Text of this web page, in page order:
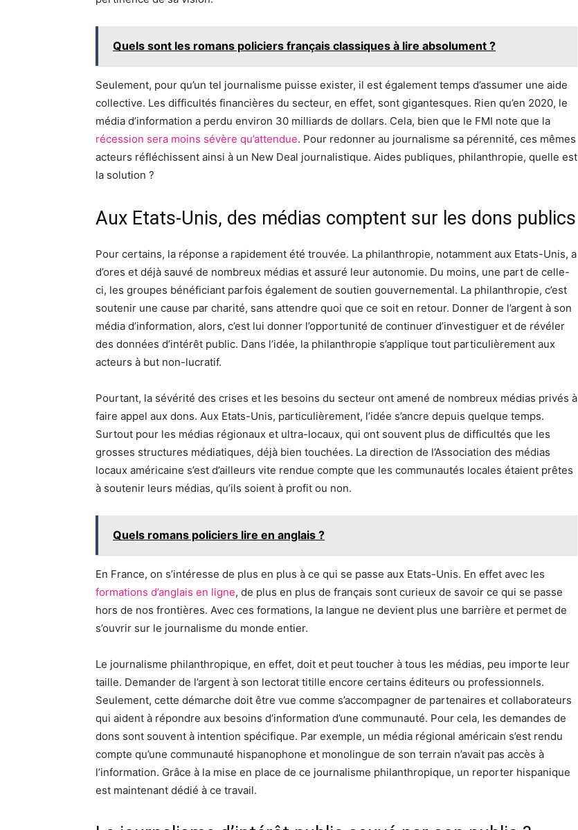
Quels sont les romans policiers français classiques à lire absolument ?
Seulement, pour qu’un tel journalisme puisse exister, il est également temps d’assumer une aide
collective. Les difficultés financières du secteur, en effet, sont gigantesques. Rien qu’en 2020, le
média d’information a perdu environ 30 milliards de dollars. Cela, bien que le FMI note que la
récession sera moins sévère qu’attendue. Pour redonner au journalisme sa pérennité, ces mêmes
acteurs réfléchissent ainsi à un New Deal journalistique. Aides publiques, philanthropie, quelle est
la solution ?
Aux Etats-Unis, des médias comptent sur les dons publics
Pour certains, la réponse a rapidement été trouvée. La philanthropie, notamment aux Etats-Unis, a
d’ores et déjà sauvé de nombreux médias et assuré leur autonomie. Du moins, une part de celle-
ci, les groupes bénéficiant parfois également de soutien gouvernemental. La philanthropie, c’est
soutenir une cause par charité, sans attendre quoi que ce soit en retour. Donner de l’argent à son
média d’information, alors, c’est lui donner l’opportunité de continuer d’investiguer et de révéler
des données d’intérêt public. Dans l’idée, la philanthropie s’applique tout particulièrement aux
acteurs à but non-lucratif.
Pourtant, la sévérité des crises et les besoins du secteur ont amené de nombreux médias privés à
faire appel aux dons. Aux Etats-Unis, particulièrement, l’idée s’ancre depuis quelque temps.
Surtout pour les médias régionaux et ultra-locaux, qui ont souvent plus de difficultés que les
grosses structures médiatiques, déjà bien touchées. La direction de l’Association des médias
locaux américaine s’est d’ailleurs vite rendue compte que les communautés locales étaient prêtes
à soutenir leurs médias, qu’ils soient à profit ou non.
Quels romans policiers lire en anglais ?
En France, on s’intéresse de plus en plus à ce qui se passe aux Etats-Unis. En effet avec les
formations d’anglais en ligne, de plus en plus de français sont curieux de savoir ce qui se passe
hors de nos frontières. Avec ces formations, la langue ne devient plus une barrière et permet de
s’ouvrir sur le journalisme du monde entier.
Le journalisme philanthropique, en effet, doit et peut toucher à tous les médias, peu importe leur
taille. Demander de l’argent à son lectorat titille encore certains éditeurs ou professionnels.
Seulement, cette démarche doit être vue comme s’accompagner de partenaires et collaborateurs
qui aident à répondre aux besoins d’information d’une communauté. Pour cela, les demandes de
dons sont souvent à intention spécifique. Par exemple, un média régional américain s’est rendu
compte qu’une communauté hispanophone et monolingue de son terrain n’avait pas accès à
l’information. Grâce à la mise en place de ce journalisme philanthropique, un reporter hispanique
est maintenant dédié à ce travail.